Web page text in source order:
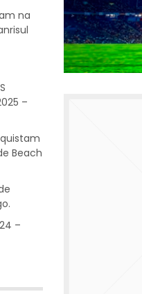
na
–
Beach
–